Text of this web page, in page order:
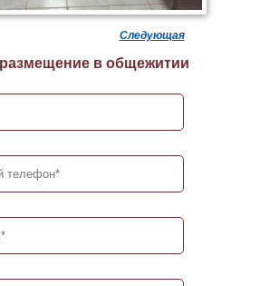
Следующая
в общежитии